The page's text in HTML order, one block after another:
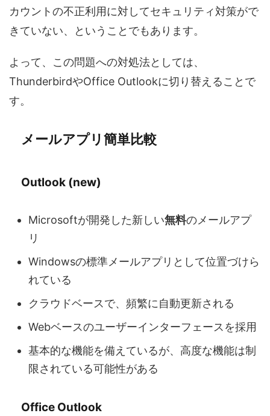
カウントの不正利用に対してセキュリティ対策がで
きていない、ということでもあります。
よって、この問題への対処法としては、
ThunderbirdやOffice Outlookに切り替えることで
す。
メールアプリ簡単比較
Outlook (new)
Microsoftが開発した新しい無料のメールアプ
リ
Windowsの標準メールアプリとして位置づけら
れている
クラウドベースで、頻繁に自動更新される
Webベースのユーザーインターフェースを採用
基本的な機能を備えているが、高度な機能は制
限されている可能性がある
Office Outlook